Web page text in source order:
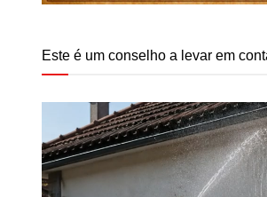
Este é um conselho a levar em